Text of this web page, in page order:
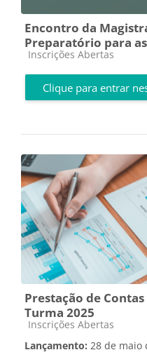
Encontro da
Preparatório para
Categoria do curso
Inscrições Abertas
Clique para entrar
Prestação de
Turma 2025
Categoria do curso
Inscrições Abertas
Lançamento: 28 de maio